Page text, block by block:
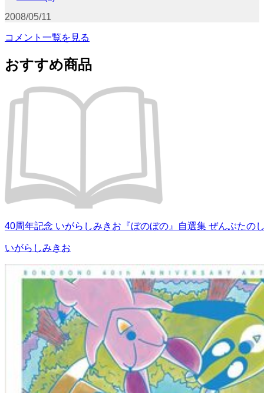
2008/05/11
コメント一覧を見る
おすすめ商品
40周年記念 いがらしみきお『ぼのぼの』自選集 ぜんぶたの
いがらしみきお